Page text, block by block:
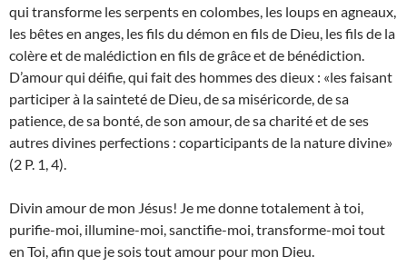
qui transforme les serpents en colombes, les loups en agneaux,
les bêtes en anges, les fils du démon en fils de Dieu, les fils de la
colère et de malédiction en fils de grâce et de bénédiction.
D’amour qui déifie, qui fait des hommes des dieux : «les faisant
participer à la sainteté de Dieu, de sa miséricorde, de sa
patience, de sa bonté, de son amour, de sa charité et de ses
autres divines perfections : coparticipants de la nature divine»
(2 P. 1, 4).
Divin amour de mon Jésus! Je me donne totalement à toi,
purifie-moi, illumine-moi, sanctifie-moi, transforme-moi tout
en Toi, afin que je sois tout amour pour mon Dieu.